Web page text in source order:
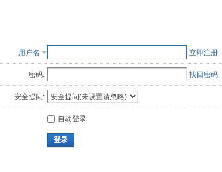
用户名 立即注册
密码: 找回密码
安全提问:
自动登录
登录